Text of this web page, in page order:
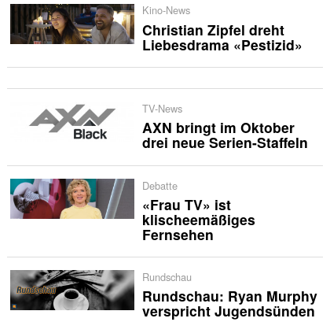
Kino-News
Christian Zipfel dreht
Liebesdrama «Pestizid»
TV-News
AXN bringt im Oktober
drei neue Serien-Staffeln
Debatte
«Frau TV» ist
klischeemäßiges
Fernsehen
Rundschau
Rundschau: Ryan Murphy
verspricht Jugendsünden